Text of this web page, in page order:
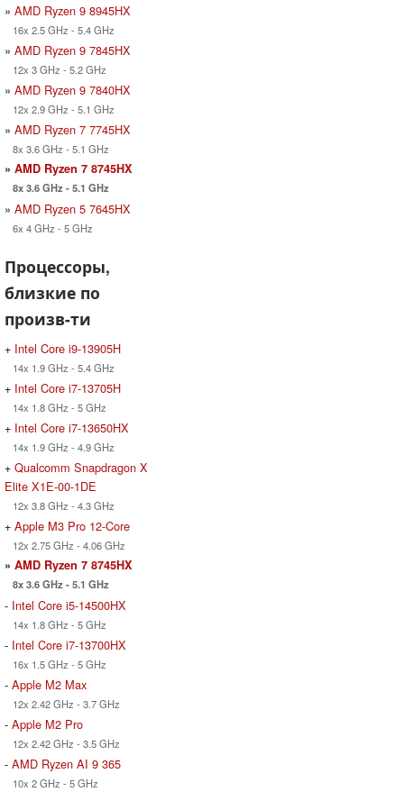
» AMD Ryzen 9 8945HX
16x 2.5 GHz - 5.4 GHz
» AMD Ryzen 9 7845HX
12x 3 GHz - 5.2 GHz
» AMD Ryzen 9 7840HX
12x 2.9 GHz - 5.1 GHz
» AMD Ryzen 7 7745HX
8x 3.6 GHz - 5.1 GHz
» AMD Ryzen 7 8745HX
8x 3.6 GHz - 5.1 GHz
» AMD Ryzen 5 7645HX
6x 4 GHz - 5 GHz
Процессоры,
близкие по
произв-ти
+ Intel Core i9-13905H
14x 1.9 GHz - 5.4 GHz
+ Intel Core i7-13705H
14x 1.8 GHz - 5 GHz
+ Intel Core i7-13650HX
14x 1.9 GHz - 4.9 GHz
+ Qualcomm Snapdragon X
Elite X1E-00-1DE
12x 3.8 GHz - 4.3 GHz
+ Apple M3 Pro 12-Core
12x 2.75 GHz - 4.06 GHz
» AMD Ryzen 7 8745HX
8x 3.6 GHz - 5.1 GHz
- Intel Core i5-14500HX
14x 1.8 GHz - 5 GHz
- Intel Core i7-13700HX
16x 1.5 GHz - 5 GHz
- Apple M2 Max
12x 2.42 GHz - 3.7 GHz
- Apple M2 Pro
12x 2.42 GHz - 3.5 GHz
- AMD Ryzen AI 9 365
10x 2 GHz - 5 GHz